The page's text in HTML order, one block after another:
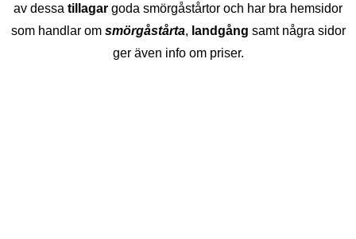
av dessa tillagar goda smörgåstårtor och har bra hemsidor
som handlar om smörgåstårta, landgång samt några sidor
ger även info om priser.